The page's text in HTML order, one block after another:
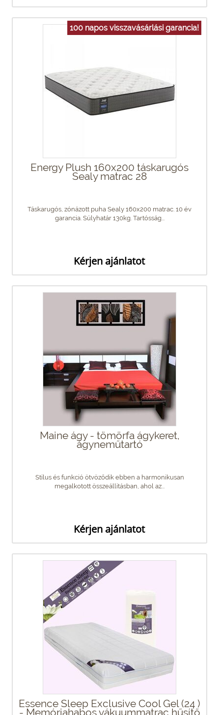
100 napos visszavásárlási garancia!
Energy Plush 160x200 táskarugós
Sealy matrac 28
Táskarugós, zónázott puha Sealy 160x200 matrac. 10 év
garancia. Súlyhatár 130kg. Tartósság...
Kérjen ajánlatot
Maine ágy - tömörfa ágykeret,
ágyneműtartó
Stílus és funkció ötvöződik ebben a harmonikusan
megalkotott összeállításban, ahol az...
Kérjen ajánlatot
Essence Sleep Exclusive Cool Gel (24 )
- Memóriahabos vákuummatrac hűsítő